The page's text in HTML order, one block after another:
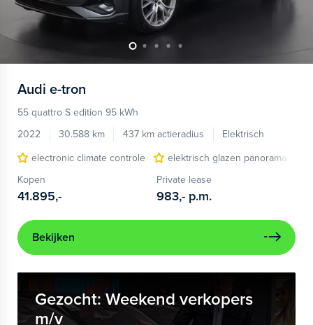
Audi e-tron
55 quattro S edition 95 kWh
2022
30.588 km 437 km actieradius
Elektrisch
electronic climate controle
elektrisch glazen panorama-dak
Kopen
41.895,-
Private lease
983,- p.m.
Bekijken
Gezocht: Weekend verkopers
m/v